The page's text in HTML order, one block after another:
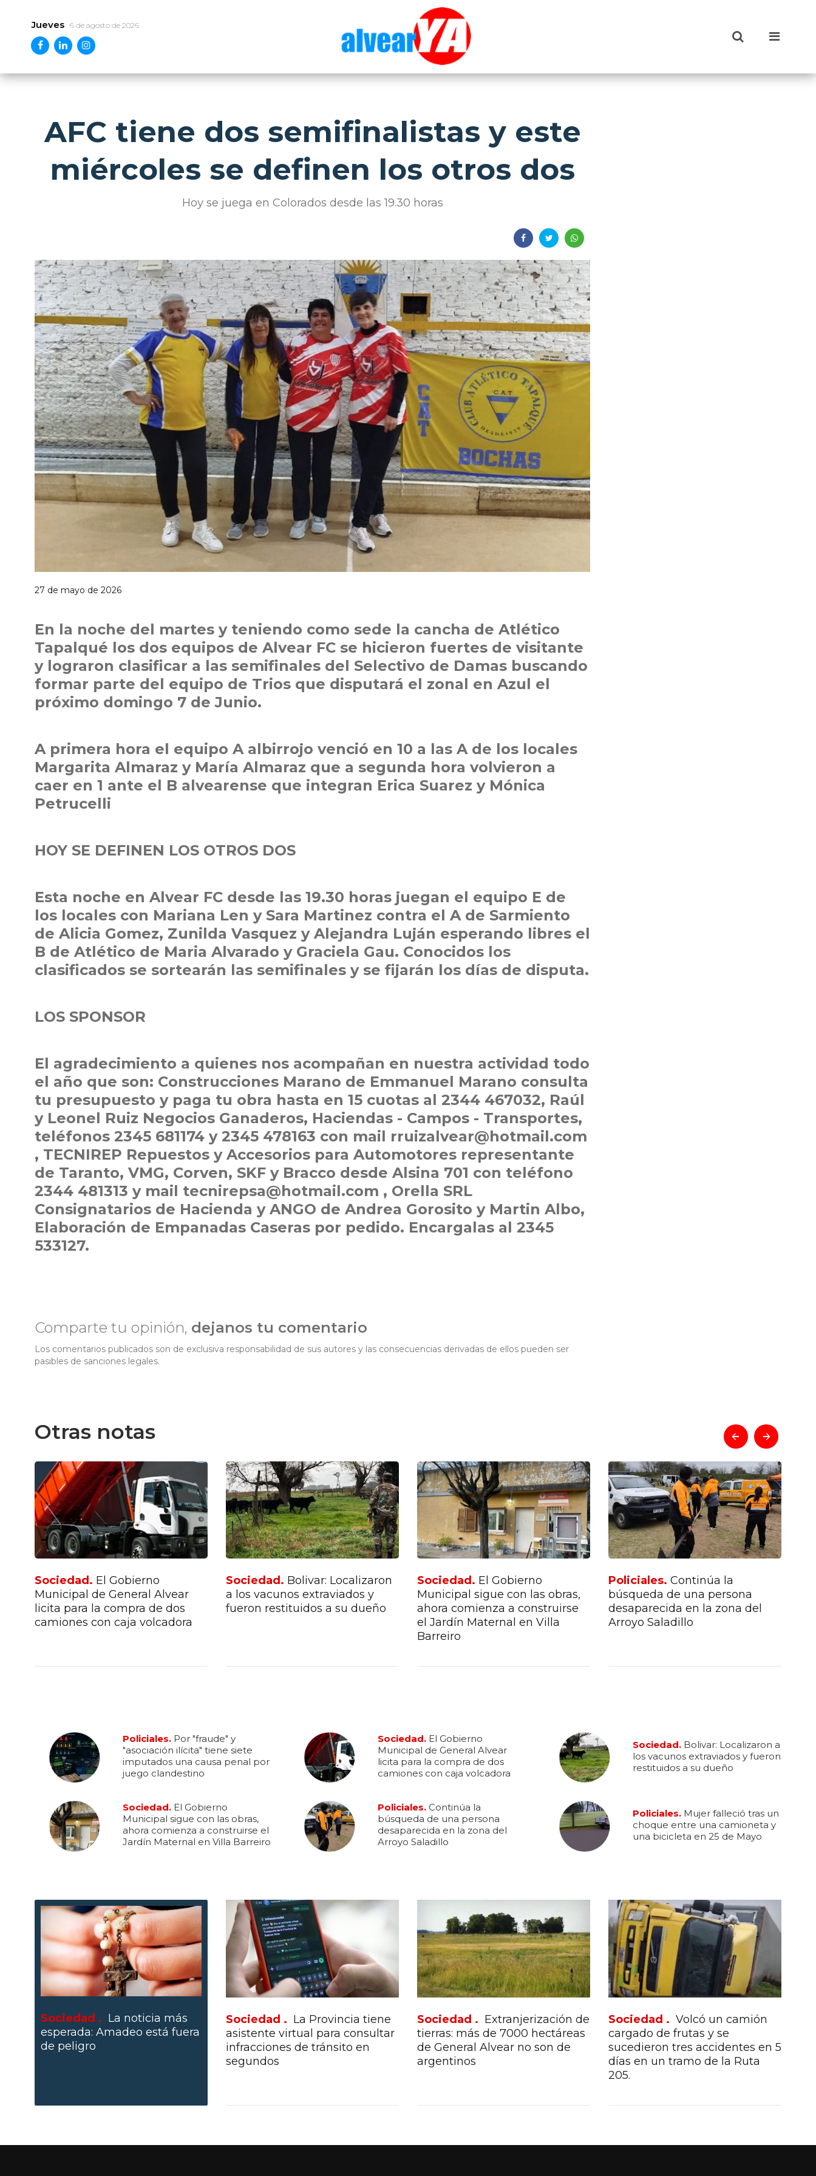
Jueves 6 de agosto de 2026
AFC tiene dos semifinalistas y este
miércoles se definen los otros dos
Hoy se juega en Colorados desde las 19.30 horas
27 de mayo de 2026
En la noche del martes y teniendo como sede la cancha de Atlético
Tapalqué los dos equipos de Alvear FC se hicieron fuertes de visitante
y lograron clasificar a las semifinales del Selectivo de Damas buscando
formar parte del equipo de Trios que disputará el zonal en Azul el
próximo domingo 7 de Junio.
A primera hora el equipo A albirrojo venció en 10 a las A de los locales
Margarita Almaraz y María Almaraz que a segunda hora volvieron a
caer en 1 ante el B alvearense que integran Erica Suarez y Mónica
Petrucelli
HOY SE DEFINEN LOS OTROS DOS
Esta noche en Alvear FC desde las 19.30 horas juegan el equipo E de
los locales con Mariana Len y Sara Martinez contra el A de Sarmiento
de Alicia Gomez, Zunilda Vasquez y Alejandra Luján esperando libres el
B de Atlético de Maria Alvarado y Graciela Gau. Conocidos los
clasificados se sortearán las semifinales y se fijarán los días de disputa.
LOS SPONSOR
El agradecimiento a quienes nos acompañan en nuestra actividad todo
el año que son: Construcciones Marano de Emmanuel Marano consulta
tu presupuesto y paga tu obra hasta en 15 cuotas al 2344 467032, Raúl
y Leonel Ruiz Negocios Ganaderos, Haciendas - Campos - Transportes,
teléfonos 2345 681174 y 2345 478163 con mail rruizalvear@hotmail.com
, TECNIREP Repuestos y Accesorios para Automotores representante
de Taranto, VMG, Corven, SKF y Bracco desde Alsina 701 con teléfono
2344 481313 y mail tecnirepsa@hotmail.com , Orella SRL
Consignatarios de Hacienda y ANGO de Andrea Gorosito y Martin Albo,
Elaboración de Empanadas Caseras por pedido. Encargalas al 2345
533127.
Comparte tu opinión, dejanos tu comentario
Los comentarios publicados son de exclusiva responsabilidad de sus autores y las consecuencias derivadas de ellos pueden ser
pasibles de sanciones legales.
Otras notas
Sociedad. El Gobierno
Municipal de General Alvear
licita para la compra de dos
camiones con caja volcadora
Sociedad. Bolivar: Localizaron
a los vacunos extraviados y
fueron restituidos a su dueño
Sociedad. El Gobierno
Municipal sigue con las obras,
ahora comienza a construirse
el Jardín Maternal en Villa
Barreiro
Policiales. Continúa la
búsqueda de una persona
desaparecida en la zona del
Arroyo Saladillo
prev next
Policiales. Por "fraude" y
"asociación ilícita" tiene siete
imputados una causa penal por
juego clandestino
Sociedad. El Gobierno
Municipal de General Alvear
licita para la compra de dos
camiones con caja volcadora
Sociedad. Bolivar: Localizaron a
los vacunos extraviados y fueron
restituidos a su dueño
Sociedad. El Gobierno
Municipal sigue con las obras,
ahora comienza a construirse el
Jardín Maternal en Villa Barreiro
Policiales. Continúa la
búsqueda de una persona
desaparecida en la zona del
Arroyo Saladillo
Policiales. Mujer falleció tras un
choque entre una camioneta y
una bicicleta en 25 de Mayo
Sociedad . La noticia más
esperada: Amadeo está fuera
de peligro
Sociedad . La Provincia tiene
asistente virtual para consultar
infracciones de tránsito en
segundos
Sociedad . Extranjerización de
tierras: más de 7000 hectáreas
de General Alvear no son de
argentinos
Sociedad . Volcó un camión
cargado de frutas y se
sucedieron tres accidentes en 5
días en un tramo de la Ruta
205.